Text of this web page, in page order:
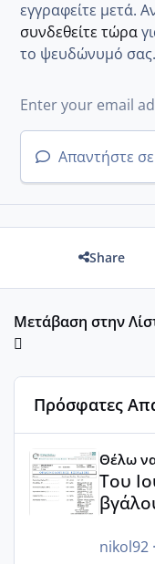
εγγραφείτε μετά.
συνδεθείτε τώρα
το ψευδώνυμό σας.
Απαντήστε
Share
Μετάβαση στην
Πρόσφατες
Θέλω
Του
nikol92·